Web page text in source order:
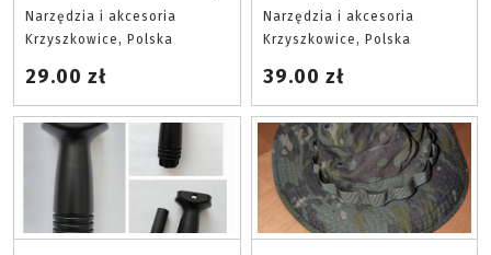
Narzędzia i akcesoria
Krzyszkowice, Polska
29.00 zł
– Olive / Zielona
Narzędzia i akcesoria
Krzyszkowice, Polska
39.00 zł